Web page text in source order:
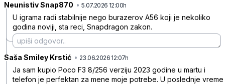
Neunistiv Snap870 • 5.07.2026 12:00h
U igrama radi stabilnije nego burazerov A56 koji je nekoliko
godina noviji, sta reci, Snapdragon zakon.
Saša Smiley Krstić • 23.06.2026 12:07h
Ja sam kupio Poco F3 8/256 verziju 2023 godine u martu i
telefon je perfektan za mene moje potrebe. U poslednje vreme